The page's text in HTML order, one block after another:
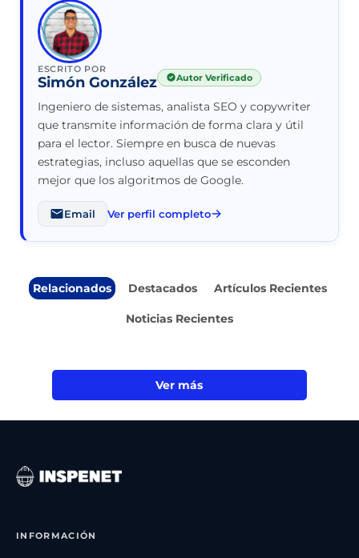
ESCRITO POR
Simón González Autor Verificado
Ingeniero de sistemas, analista SEO y copywriter
que transmite información de forma clara y útil
para el lector. Siempre en busca de nuevas
estrategias, incluso aquellas que se esconden
mejor que los algoritmos de Google.
Email Ver perfil completo
Relacionados Destacados Artículos Recientes
Noticias Recientes
Ver más
INFORMACIÓN